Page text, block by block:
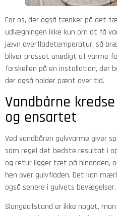
For os, der også tænker på det
udlægningen ikke kun om at få
jævn overfladetemperatur, så
bliver presset unødigt af varme
forskellen på en installation, der
der også holder pænt over tid.
Vandbårne
og ensartet
Ved vandbåren gulvvarme giver
som regel det bedste resultat i
og retur ligger tæt på hinanden,
hen over gulvfladen. Det kan
også senere i gulvets bevægelser.
Slangeafstand er ikke noget,